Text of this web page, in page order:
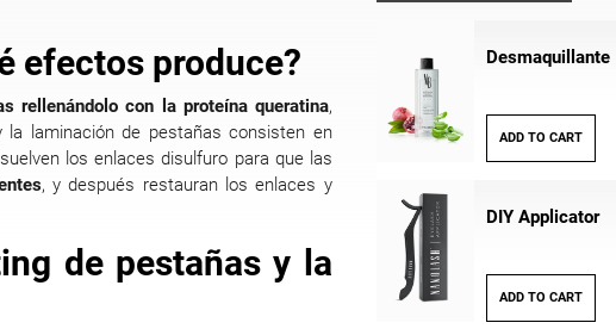
efectos produce?
rellenándolo con la proteína queratina,
la laminación de pestañas consisten en
los enlaces disulfuro para que las
, y después restauran los enlaces y
de pestañas y la
Desmaquillante
ADD TO CART
DIY Applicator
ADD TO CART